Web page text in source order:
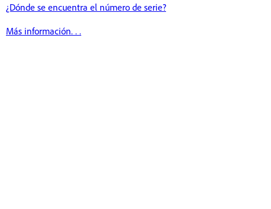
¿Dónde se encuentra el número de serie?
Más información. . .